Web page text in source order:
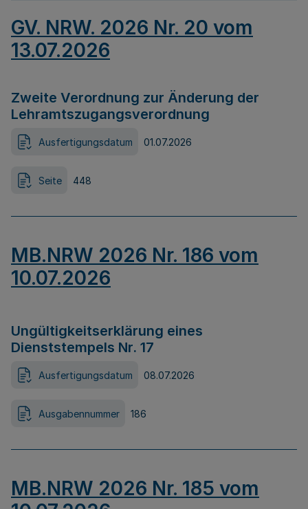
GV. NRW. 2026 Nr. 20 vom
13.07.2026
Zweite Verordnung zur Änderung der
Lehramtszugangsverordnung
Ausfertigungsdatum 01.07.2026
Seite 448
MB.NRW 2026 Nr. 186 vom
10.07.2026
Ungültigkeitserklärung eines
Dienststempels Nr. 17
Ausfertigungsdatum 08.07.2026
Ausgabennummer 186
MB.NRW 2026 Nr. 185 vom